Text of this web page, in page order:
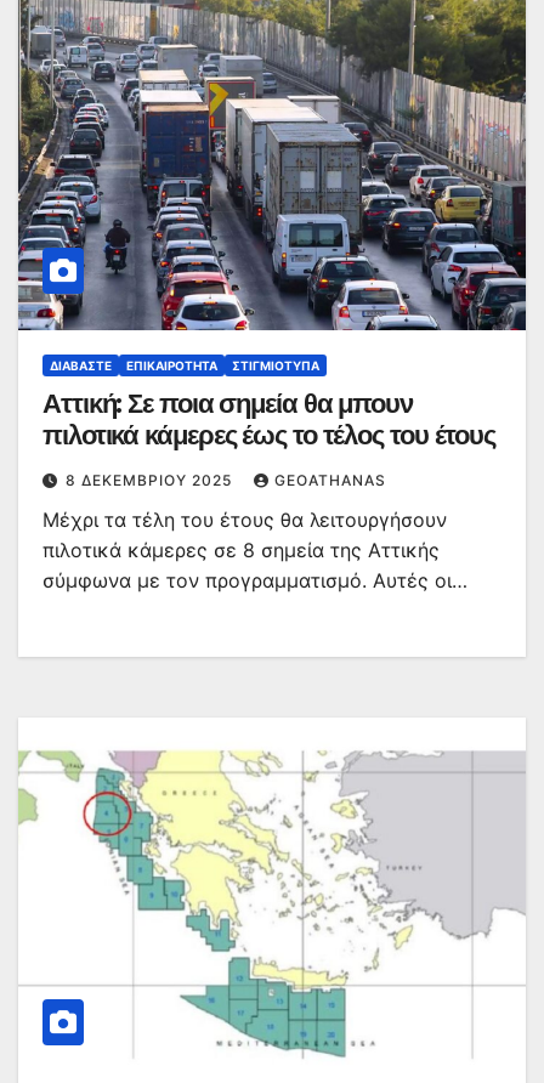
ΔΙΑΒΆΣΤΕ ΕΠΙΚΑΙΡΌΤΗΤΑ ΣΤΙΓΜΙΌΤΥΠΑ
Αττική: Σε ποια σημεία θα μπουν
πιλοτικά κάμερες έως το τέλος του έτους
8 ΔΕΚΕΜΒΡΊΟΥ 2025 GEOATHANAS
Μέχρι τα τέλη του έτους θα λειτουργήσουν
πιλοτικά κάμερες σε 8 σημεία της Αττικής
σύμφωνα με τον προγραμματισμό. Αυτές οι…